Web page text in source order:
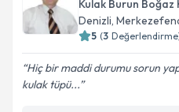
takvim hazırlandığında
Kulak Burun Boğaz
Denizli,
5 (3
Hiç bir maddi durumu sorun
kulak tüpü...